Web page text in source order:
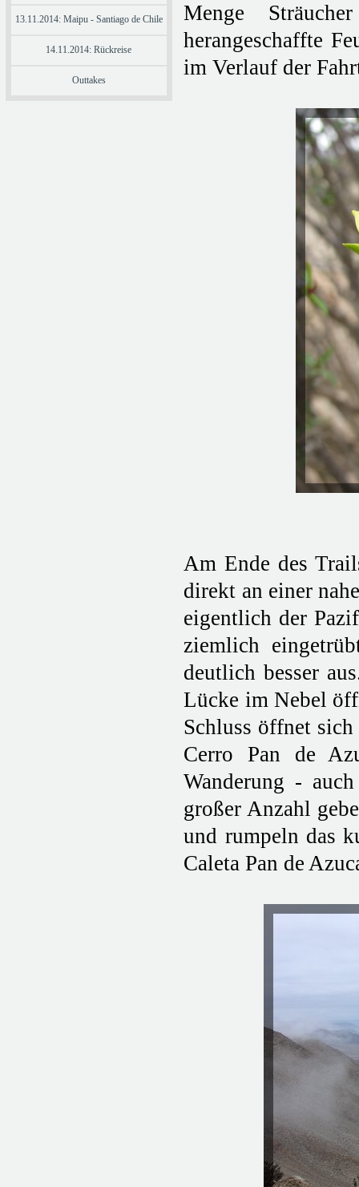
13.11.2014: Maipu - Santiago de Chile
14.11.2014: Rückreise
Outtakes
Menge
herangeschaffte
im Verlauf der
Am Ende des
direkt an einer
eigentlich der
ziemlich
deutlich besser
Lücke im Nebel
Schluss öffnet
Cerro Pan de
Wanderung -
großer Anzahl
und rumpeln das
Caleta Pan de